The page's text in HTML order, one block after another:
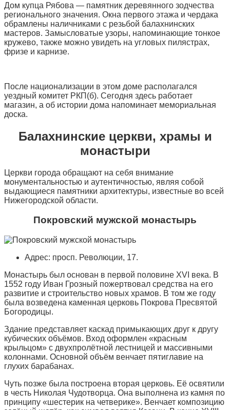
Дом купца Рябова — памятник деревянного зодчества
регионального значения. Окна первого этажа и чердака
обрамлены наличниками с резьбой балахнинских
мастеров. Замысловатые узоры, напоминающие тонкое
кружево, также можно увидеть на угловых пилястрах,
фризе и карнизе.
После национализации в этом доме располагался
уездный комитет РКП(б). Сегодня здесь работает
магазин, а об истории дома напоминает мемориальная
доска.
Балахнинские церкви, храмы и
монастыри
Церкви города обращают на себя внимание
монументальностью и аутентичностью, являя собой
выдающиеся памятники архитектуры, известные во всей
Нижегородской области.
Покровский мужской монастырь
Адрес: просп. Революции, 17.
Монастырь был основан в первой половине XVI века. В
1552 году Иван Грозный пожертвовал средства на его
развитие и строительство новых храмов. В том же году
была возведена каменная церковь Покрова Пресвятой
Богородицы.
Здание представляет каскад примыкающих друг к другу
кубических объёмов. Вход оформлен «красным
крыльцом» с двухпролётной лестницей и массивными
колоннами. Основной объём венчает пятиглавие на
глухих барабанах.
Чуть позже была построена вторая церковь. Её освятили
в честь Николая Чудотворца. Она выполнена из камня по
принципу «шестерик на четверике». Венчает композицию